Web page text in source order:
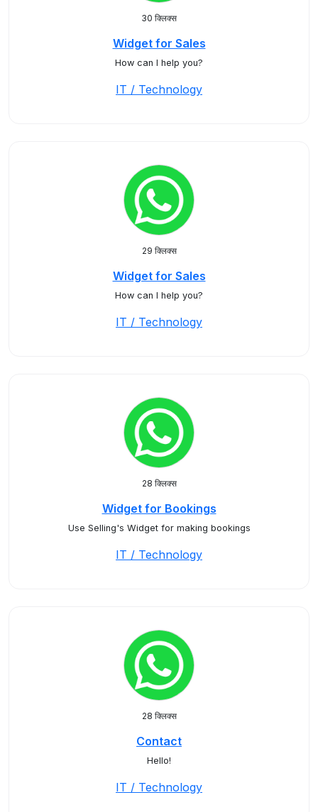
30 क्लिक्स
Widget for Sales
How can I help you?
IT / Technology
29 क्लिक्स
Widget for Sales
How can I help you?
IT / Technology
28 क्लिक्स
Widget for Bookings
Use Selling's Widget for making bookings
IT / Technology
28 क्लिक्स
Contact
Hello!
IT / Technology